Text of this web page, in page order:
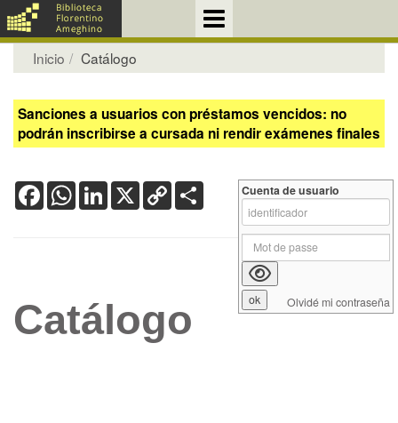
Inicio Catálogo
Sanciones a usuarios con préstamos vencidos: no
podrán inscribirse a cursada ni rendir exámenes finales
FacebookWhatsApp
LinkedIn
X Copy
Link
Catálogo
Cuenta de usuario
Olvidé mi contraseña